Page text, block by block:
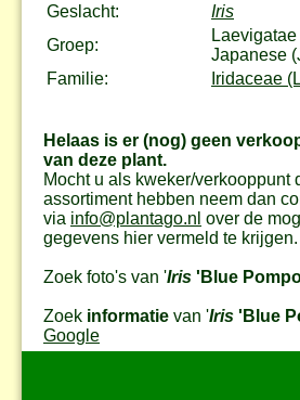
Geslacht:
Iris
Groep:
Japanese
Familie:
Iridaceae
Helaas is er (nog) geen
van deze plant.
Mocht u als kweker/verkooppunt
assortiment hebben neem dan
via info@plantago.nl over de
gegevens hier vermeld te krijgen.
Zoek foto's van 'Iris 'Blue
Zoek informatie van 'Iris 'Blue
Google